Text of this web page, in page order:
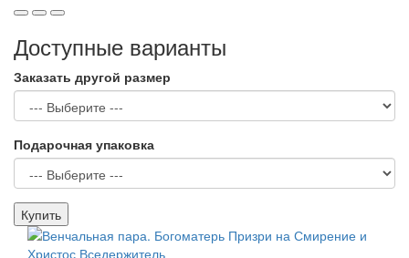
Доступные варианты
Заказать другой размер
Подарочная упаковка
Купить